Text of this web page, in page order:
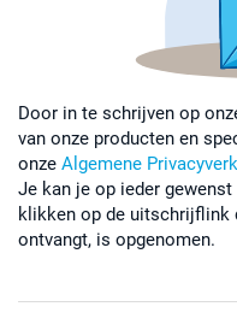
Door in te schrijven op
van onze producten en
onze Algemene
Je kan je op ieder
klikken op de uitschrijflink
ontvangt, is opgenomen.